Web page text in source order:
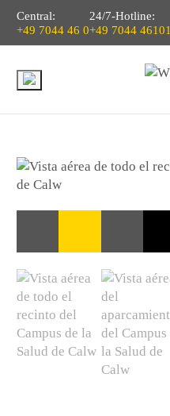
Central:
+49 7044 46 0
24/7-Hotline:
+49 7044 46101